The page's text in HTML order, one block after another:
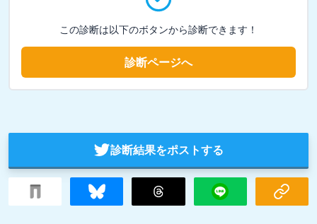
この診断は以下のボタンから診断できます！
診断ページへ
診断結果をポストする